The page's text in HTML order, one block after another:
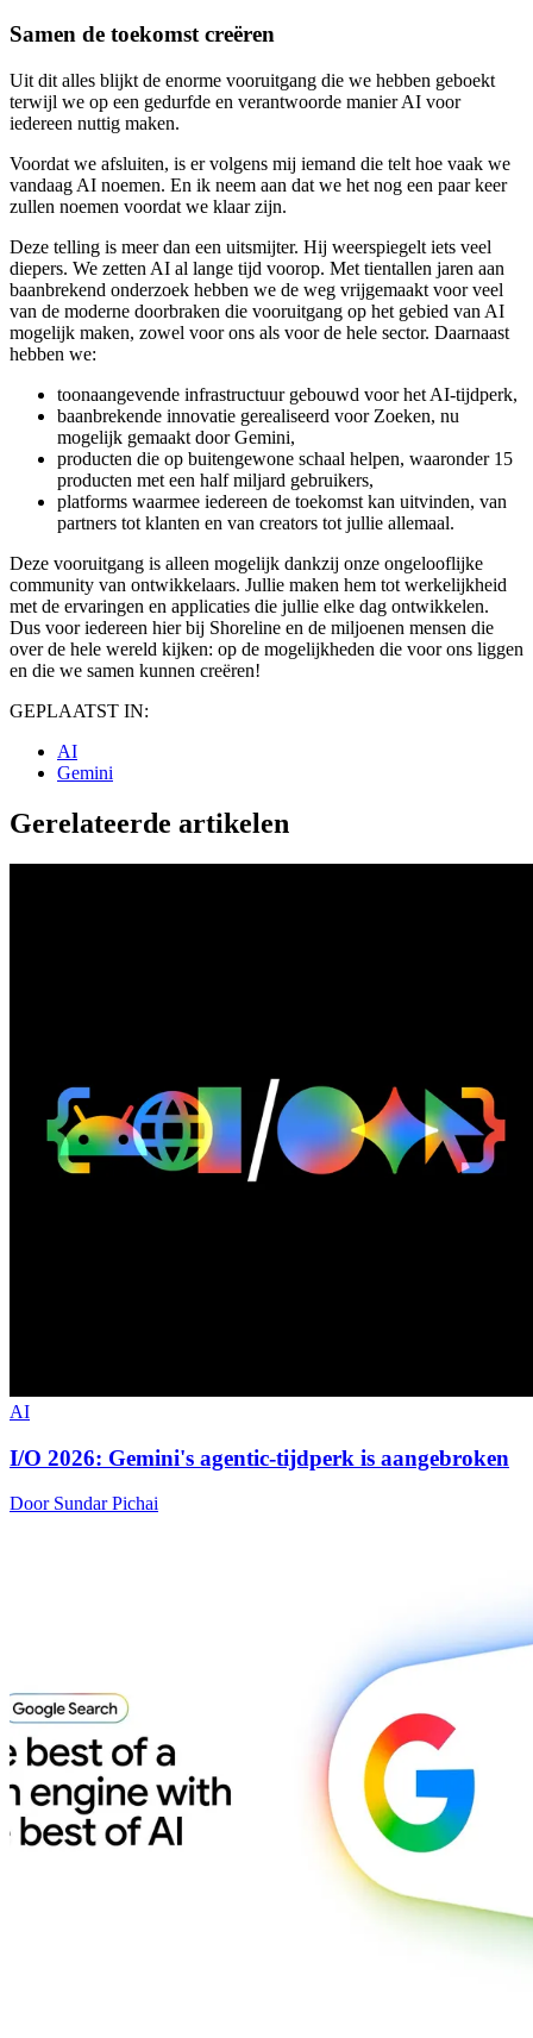
Samen de toekomst creëren
Uit dit alles blijkt de enorme vooruitgang die we hebben geboekt
terwijl we op een gedurfde en verantwoorde manier AI voor
iedereen nuttig maken.
Voordat we afsluiten, is er volgens mij iemand die telt hoe vaak we
vandaag AI noemen. En ik neem aan dat we het nog een paar keer
zullen noemen voordat we klaar zijn.
Deze telling is meer dan een uitsmijter. Hij weerspiegelt iets veel
diepers. We zetten AI al lange tijd voorop. Met tientallen jaren aan
baanbrekend onderzoek hebben we de weg vrijgemaakt voor veel
van de moderne doorbraken die vooruitgang op het gebied van AI
mogelijk maken, zowel voor ons als voor de hele sector. Daarnaast
hebben we:
toonaangevende infrastructuur gebouwd voor het AI-tijdperk,
baanbrekende innovatie gerealiseerd voor Zoeken, nu
mogelijk gemaakt door Gemini,
producten die op buitengewone schaal helpen, waaronder 15
producten met een half miljard gebruikers,
platforms waarmee iedereen de toekomst kan uitvinden, van
partners tot klanten en van creators tot jullie allemaal.
Deze vooruitgang is alleen mogelijk dankzij onze ongelooflijke
community van ontwikkelaars. Jullie maken hem tot werkelijkheid
met de ervaringen en applicaties die jullie elke dag ontwikkelen.
Dus voor iedereen hier bij Shoreline en de miljoenen mensen die
over de hele wereld kijken: op de mogelijkheden die voor ons liggen
en die we samen kunnen creëren!
GEPLAATST IN:
AI
Gemini
Gerelateerde artikelen
AI
I/O 2026: Gemini's agentic-tijdperk is aangebroken
Door Sundar Pichai